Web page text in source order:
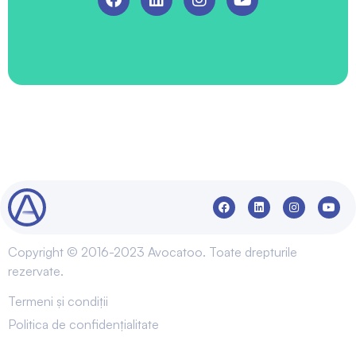
Copyright © 2016-2023 Avocatoo. Toate drepturile
rezervate.
Termeni și condiții
Politica de confidențialitate